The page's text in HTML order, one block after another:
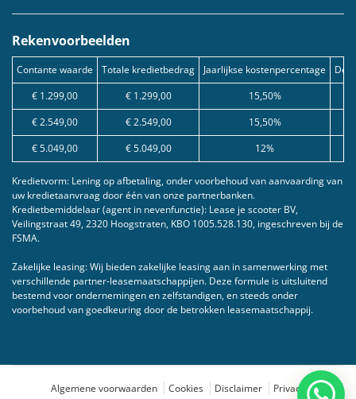
Rekenvoorbeelden
Contante waarde Totale kredietbedrag Jaarlijkse kostenpercentage
€ 1.299,00
€ 1.299,00
15,50%
€ 2.549,00
€ 2.549,00
15,50%
€ 5.049,00
€ 5.049,00 12%
Kredietvorm: Lening op afbetaling, onder voorbehoud van aanvaarding van
uw kredietaanvraag door één van onze partnerbanken.
Kredietbemiddelaar (agent in nevenfunctie): Lease je scooter BV,
Veilingstraat 49, 2320 Hoogstraten, KBO 1005.528.130, ingeschreven bij de
FSMA.
Zakelijke leasing: Wij bieden zakelijke leasing aan in samenwerking met
verschillende partner-leasemaatschappijen. Deze formule is uitsluitend
bestemd voor ondernemingen en zelfstandigen, en steeds onder
voorbehoud van goedkeuring door de betrokken leasemaatschappij.
Algemene voorwaarden Cookies Disclaimer Privacy